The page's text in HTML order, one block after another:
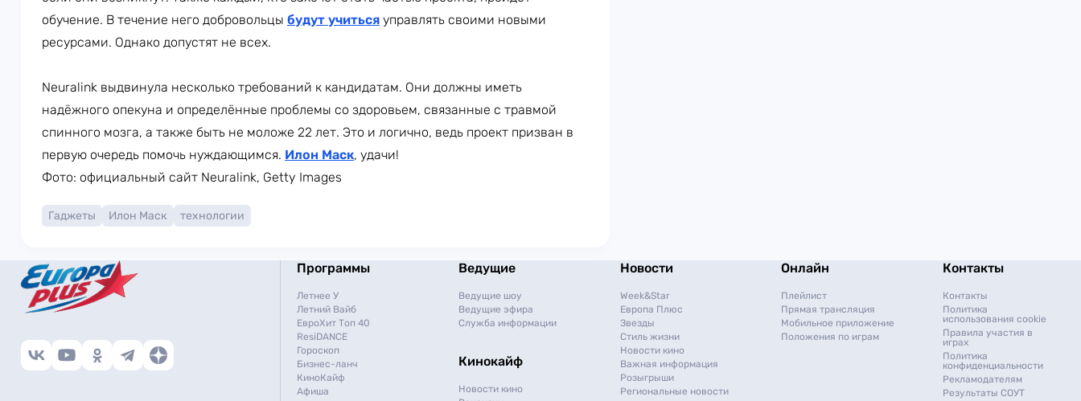
обучение. В течение него добровольцы будут учиться управлять своими новыми
ресурсами. Однако допустят не всех.
Neuralink выдвинула несколько требований к кандидатам. Они должны иметь
надёжного опекуна и определённые проблемы со здоровьем, связанные с травмой
спинного мозга, а также быть не моложе 22 лет. Это и логично, ведь проект призван в
первую очередь помочь нуждающимся. Илон Маск, удачи!
Фото: официальный сайт Neuralink, Getty Images
Гаджеты Илон Маск технологии
Программы
Летнее У
Летний Вайб
ЕвроХит Топ 40
ResiDANCE
Гороскоп
Бизнес-ланч
КиноКайф
Афиша
Ведущие
Ведущие шоу
Ведущие эфира
Служба информации
Кинокайф
Новости кино
Новости
Week&Star
Европа Плюс
Звезды
Стиль жизни
Новости кино
Важная информация
Розыгрыши
Региональные новости
Онлайн
Плейлист
Прямая трансляция
Мобильное приложение
Положения по играм
Контакты
Контакты
Политика
использования cookie
Правила участия в
играх
Политика
конфиденциальности
Рекламодателям
Результаты СОУТ